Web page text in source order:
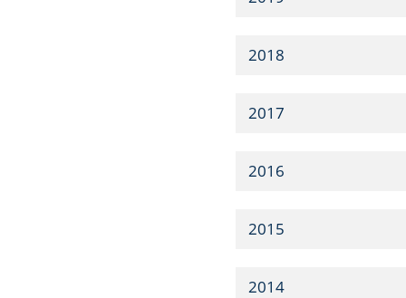
2018
2017
2016
2015
2014